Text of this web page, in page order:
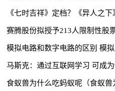
《七时吉祥》定档？《异人之下
赛腾股份拟授予213人限制性股
模拟电路和数字电路的区别 模
马斯克：通过互联网学习 可成
食蚁兽为什么吃蚂蚁呢（食蚁兽